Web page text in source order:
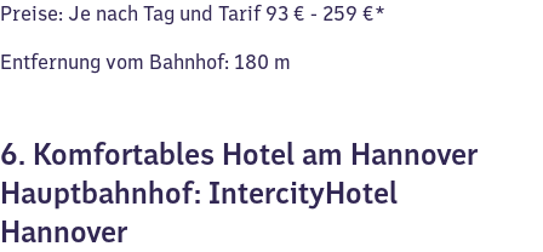
Preise: Je nach Tag und Tarif 93 € - 259 €*
Entfernung vom Bahnhof: 180 m
6. Komfortables Hotel am Hannover
Hauptbahnhof: IntercityHotel
Hannover